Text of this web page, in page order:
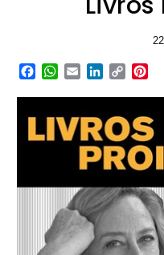
Facebook
WhatsApp
EmailLinkedIn
Copy